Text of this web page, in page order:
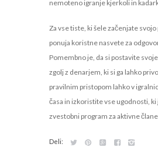
nemoteno igranje kjerkoli in
Za vse tiste, ki šele začenjate
ponuja koristne nasvete za
Pomembno je, da si postavite
zgolj z denarjem, ki si ga lahko
pravilnim pristopom lahko v
časa in izkoristite vse ugodnosti,
zvestobni program za aktivne
Deli: